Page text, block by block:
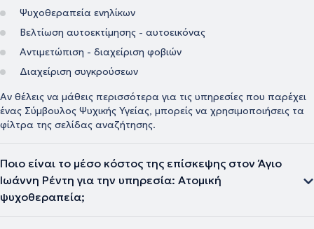
Ψυχοθεραπεία ενηλίκων
Βελτίωση αυτοεκτίμησης - αυτοεικόνας
Αντιμετώπιση - διαχείριση φοβιών
Διαχείριση συγκρούσεων
Αν θέλεις να μάθεις περισσότερα για τις υπηρεσίες που παρέχει
ένας Σύμβουλος Ψυχικής Υγείας, μπορείς να χρησιμοποιήσεις τα
φίλτρα της σελίδας αναζήτησης.
Ποιο είναι το μέσο κόστος της επίσκεψης στον Άγιο
Ιωάννη Ρέντη για την υπηρεσία: Ατομική
ψυχοθεραπεία;